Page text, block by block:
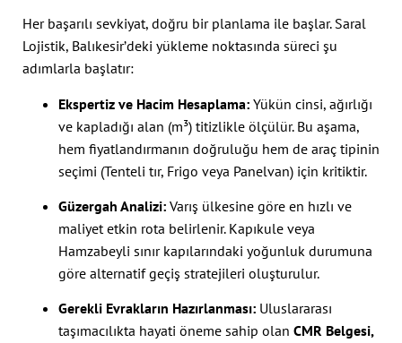
Her başarılı sevkiyat, doğru bir planlama ile başlar. Saral
Lojistik, Balıkesir’deki yükleme noktasında süreci şu
adımlarla başlatır:
Ekspertiz ve Hacim Hesaplama: Yükün cinsi, ağırlığı
ve kapladığı alan (m³) titizlikle ölçülür. Bu aşama,
hem fiyatlandırmanın doğruluğu hem de araç tipinin
seçimi (Tenteli tır, Frigo veya Panelvan) için kritiktir.
Güzergah Analizi: Varış ülkesine göre en hızlı ve
maliyet etkin rota belirlenir. Kapıkule veya
Hamzabeyli sınır kapılarındaki yoğunluk durumuna
göre alternatif geçiş stratejileri oluşturulur.
Gerekli Evrakların Hazırlanması: Uluslararası
taşımacılıkta hayati öneme sahip olan CMR Belgesi,